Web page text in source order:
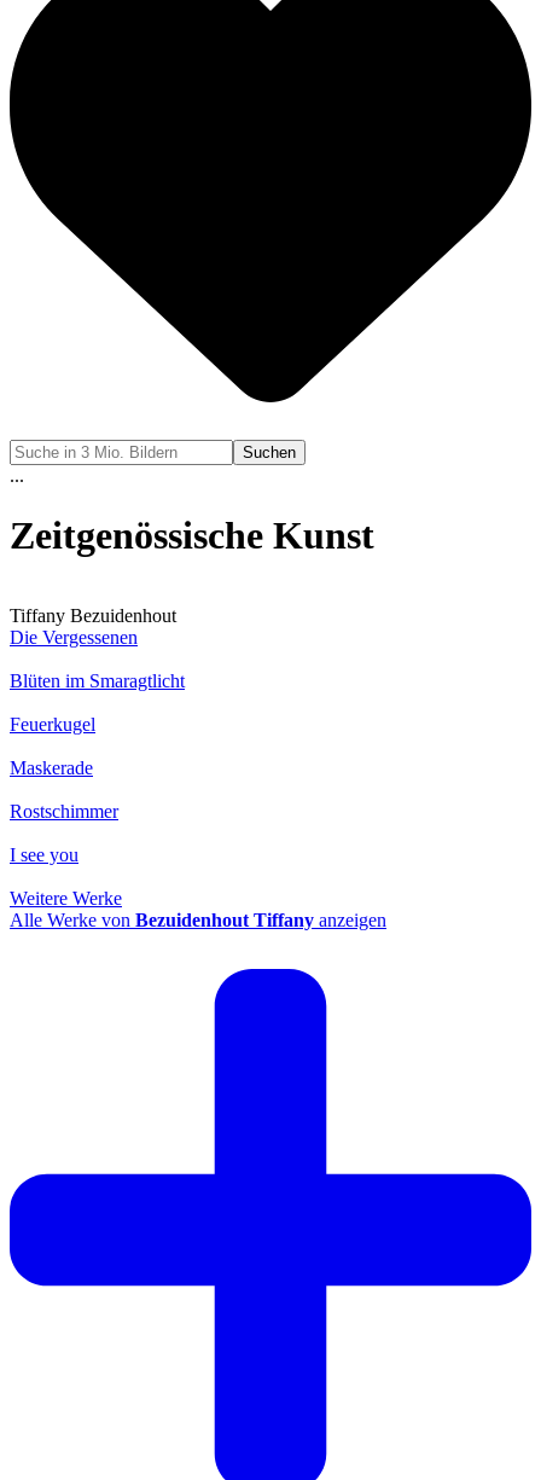
Suchen
...
Zeitgenössische Kunst
Tiffany Bezuidenhout
Die Vergessenen
Blüten im Smaragtlicht
Feuerkugel
Maskerade
Rostschimmer
I see you
Weitere Werke
Alle Werke von Bezuidenhout Tiffany anzeigen